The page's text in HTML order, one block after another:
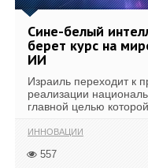
Сине-белый
берет курс на
ИИ
Израиль переходит к
реализации
главной целью
ИННОВАЦИИ
557